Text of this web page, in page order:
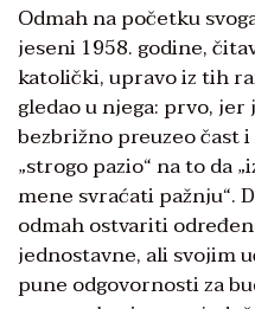
Odmah na početku
jeseni 1958. godine,
katolički, upravo iz tih
gledao u njega: prvo,
bezbrižno preuzeo čast
„strogo pazio“ na to da
mene svraćati pažnju“.
odmah ostvariti
jednostavne, ali svojim
pune odgovornosti za